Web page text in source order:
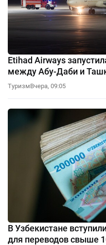
Etihad Airways
между Абу-Даби и
ТуризмВчера, 09:05
В Узбекистане
для переводов свыше